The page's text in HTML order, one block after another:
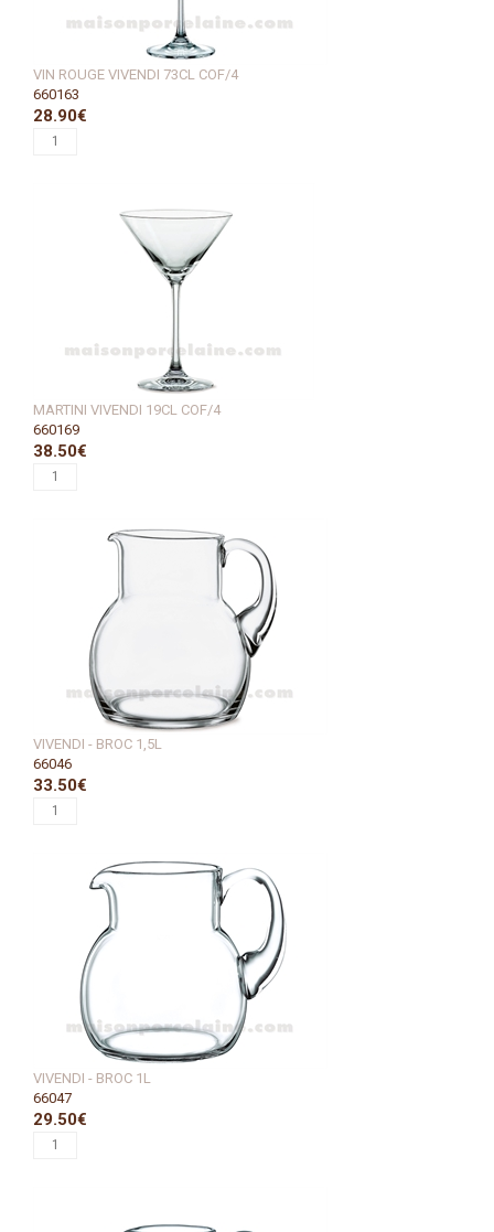
VIN ROUGE VIVENDI 73CL COF/4
660163
28.90€
MARTINI VIVENDI 19CL COF/4
660169
38.50€
VIVENDI - BROC 1,5L
66046
33.50€
VIVENDI - BROC 1L
66047
29.50€